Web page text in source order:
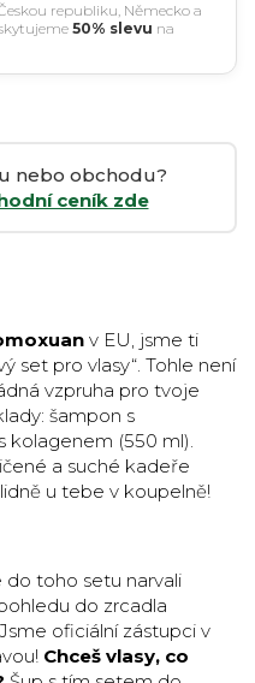
republiku, Německo a
50% slevu na
nebo obchodu?
ceník zde
v EU, jsme ti
set pro vlasy“. Tohle není
vzpruha pro tvoje
šampon s
kolagenem (550 ml).
a suché kadeře
u tebe v koupelně!
do toho setu narvali
do zrcadla
oficiální zástupci v
Chceš vlasy, co